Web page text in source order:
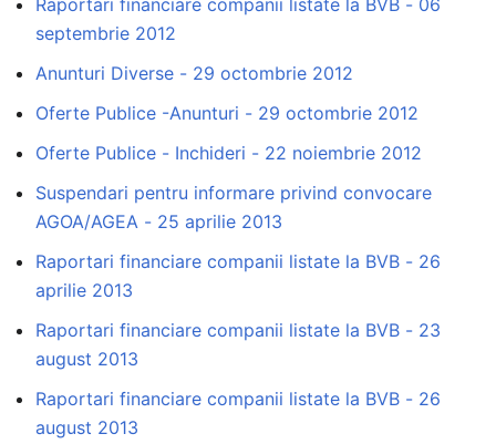
Raportari financiare companii listate la BVB - 06
septembrie 2012
Anunturi Diverse - 29 octombrie 2012
Oferte Publice -Anunturi - 29 octombrie 2012
Oferte Publice - Inchideri - 22 noiembrie 2012
Suspendari pentru informare privind convocare
AGOA/AGEA - 25 aprilie 2013
Raportari financiare companii listate la BVB - 26
aprilie 2013
Raportari financiare companii listate la BVB - 23
august 2013
Raportari financiare companii listate la BVB - 26
august 2013